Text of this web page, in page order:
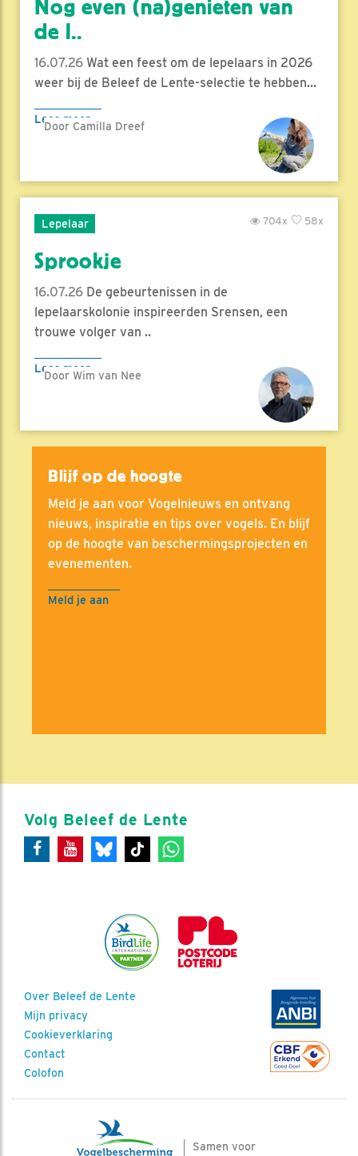
Nog even (na)genieten van
de l..
16.07.26 Wat een feest om de lepelaars in 2026
weer bij de Beleef de Lente-selectie te hebben...
Lees meer
Door Camilla Dreef
Lepelaar 58x
704x
Sprookje
16.07.26 De gebeurtenissen in de
lepelaarskolonie inspireerden Srensen, een
trouwe volger van ..
Lees meer
Door Wim van Nee
Blijf op de hoogte
Meld je aan voor Vogelnieuws en ontvang
nieuws, inspiratie en tips over vogels. En blijf
op de hoogte van beschermingsprojecten en
evenementen.
Meld je aan
Volg Beleef de Lente
Over Beleef de Lente
Mijn privacy
Cookieverklaring
Contact
Colofon
Samen voor